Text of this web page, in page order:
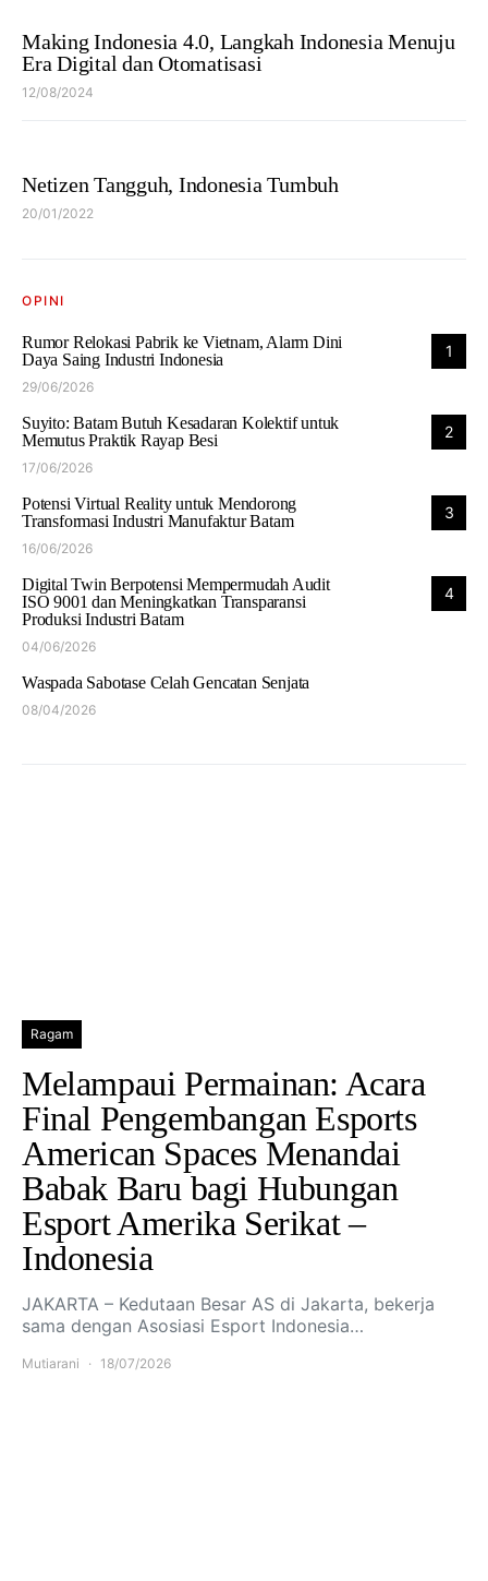
Making Indonesia 4.0, Langkah Indonesia Menuju
Era Digital dan Otomatisasi
12/08/2024
Netizen Tangguh, Indonesia Tumbuh
20/01/2022
OPINI
1
Rumor Relokasi Pabrik ke Vietnam, Alarm Dini
Daya Saing Industri Indonesia
29/06/2026
2
Suyito: Batam Butuh Kesadaran Kolektif untuk
Memutus Praktik Rayap Besi
17/06/2026
3
Potensi Virtual Reality untuk Mendorong
Transformasi Industri Manufaktur Batam
16/06/2026
4
Digital Twin Berpotensi Mempermudah Audit
ISO 9001 dan Meningkatkan Transparansi
Produksi Industri Batam
04/06/2026
Waspada Sabotase Celah Gencatan Senjata
08/04/2026
Ragam
Melampaui Permainan: Acara
Final Pengembangan Esports
American Spaces Menandai
Babak Baru bagi Hubungan
Esport Amerika Serikat –
Indonesia
JAKARTA – Kedutaan Besar AS di Jakarta, bekerja
sama dengan Asosiasi Esport Indonesia…
Mutiarani 18/07/2026